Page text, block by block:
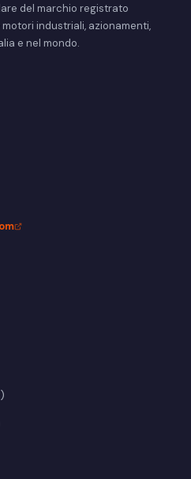
del marchio registrato
motori industriali, azionamenti,
e nel mondo.